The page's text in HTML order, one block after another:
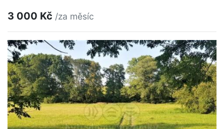
3 000 Kč /za měsíc